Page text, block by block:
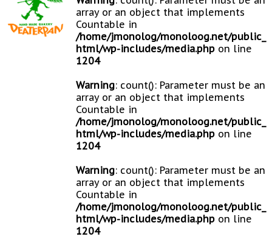
array or an object that implements
Countable in
/home/jmonolog/monoloog.net/public_
html/wp-includes/media.php on line
1204
Warning: count(): Parameter must be an
array or an object that implements
Countable in
/home/jmonolog/monoloog.net/public_
html/wp-includes/media.php on line
1204
Warning: count(): Parameter must be an
array or an object that implements
Countable in
/home/jmonolog/monoloog.net/public_
html/wp-includes/media.php on line
1204